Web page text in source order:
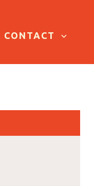
CONTACT